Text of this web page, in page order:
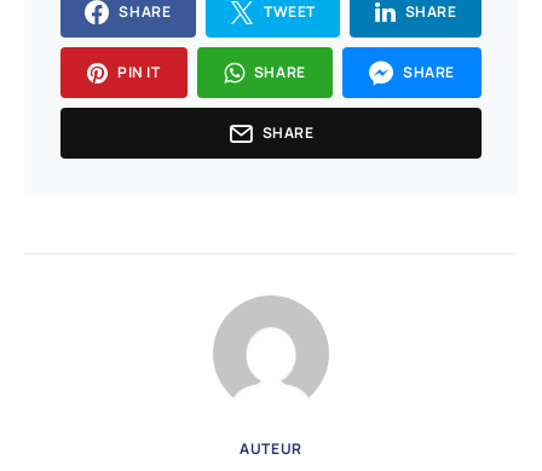
SHARE TWEET SHARE
PIN IT SHARE SHARE
SHARE
AUTEUR